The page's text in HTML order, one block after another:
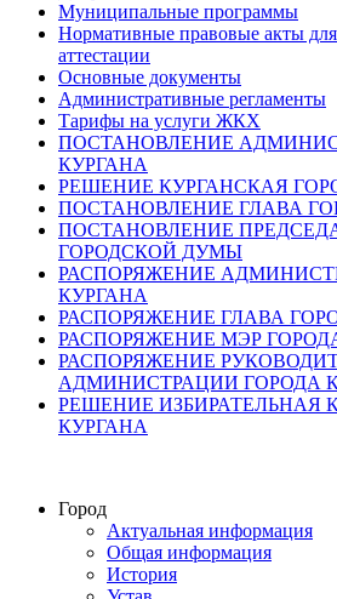
Муниципальные программы
Нормативные правовые акты
аттестации
Основные документы
Административные регламенты
Тарифы на услуги ЖКХ
ПОСТАНОВЛЕНИЕ
КУРГАНА
РЕШЕНИЕ КУРГАНСКАЯ
ПОСТАНОВЛЕНИЕ ГЛАВА
ПОСТАНОВЛЕНИЕ
ГОРОДСКОЙ ДУМЫ
РАСПОРЯЖЕНИЕ
КУРГАНА
РАСПОРЯЖЕНИЕ ГЛАВА
РАСПОРЯЖЕНИЕ МЭР
РАСПОРЯЖЕНИЕ
АДМИНИСТРАЦИИ ГОРОДА
РЕШЕНИЕ ИЗБИРАТЕЛЬНАЯ
КУРГАНА
Город
Актуальная информация
Общая информация
История